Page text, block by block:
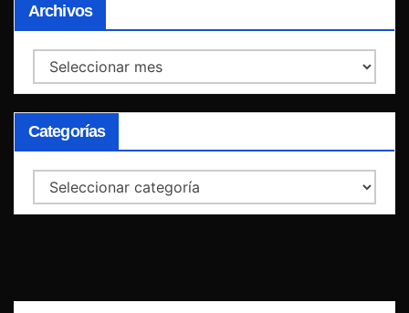
Archivos
Archivos
Categorías
Categorías